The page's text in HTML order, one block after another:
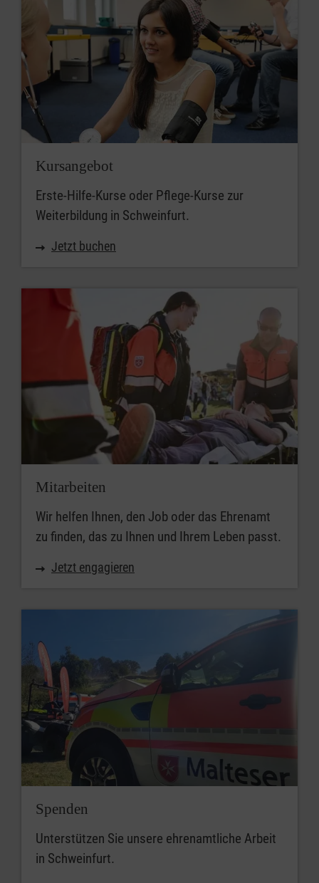
Kursangebot
Erste-Hilfe-Kurse oder Pflege-Kurse zur
Weiterbildung in Schweinfurt.
Jetzt buchen
Mitarbeiten
Wir helfen Ihnen, den Job oder das Ehrenamt
zu finden, das zu Ihnen und Ihrem Leben passt.
Jetzt engagieren
Spenden
Unterstützen Sie unsere ehrenamtliche Arbeit
in Schweinfurt.